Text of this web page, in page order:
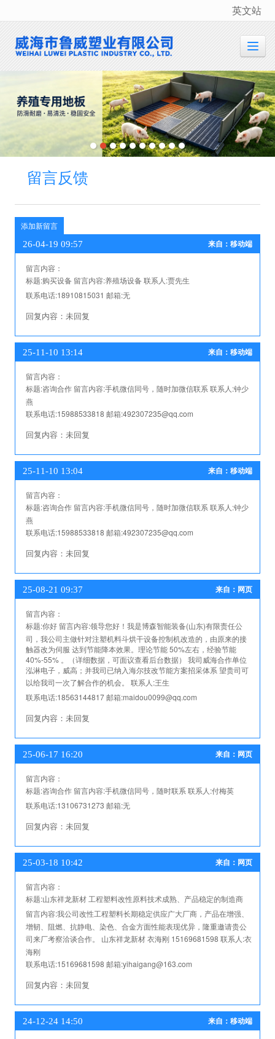
很遗憾，因您的浏览器版本过低导致无法获得最佳浏览体验，推荐下载安装谷歌浏览器！
英文站
留言反馈
添加新留言
26-04-19 09:57 来自：移动端
留言内容：
标题:购买设备 留言内容:养殖场设备联系人:贾先生
联系电话:18910815031邮箱:无
回复内容：未回复
25-11-10 13:14 来自：移动端
留言内容：
标题:咨询合作 留言内容:手机微信同号，随时加微信联系联系人:钟少
燕
联系电话:15988533818邮箱:492307235@qq.com
回复内容：未回复
25-11-10 13:04 来自：移动端
留言内容：
标题:咨询合作 留言内容:手机微信同号，随时加微信联系联系人:钟少
燕
联系电话:15988533818邮箱:492307235@qq.com
回复内容：未回复
25-08-21 09:37 来自：网页
留言内容：
标题:你好 留言内容:领导您好！我是博森智能装备(山东)有限责任公
司，我公司主做针对注塑机料斗烘干设备控制机改造的，由原来的接
触器改为伺服 达到节能降本效果。理论节能 50%左右，经验节能
40%-55% 。（详细数据，可面议查看后台数据） 我司威海合作单位
泓淋电子，威高；并我司已纳入海尔技改节能方案招采体系 望贵司可
以给我司一次了解合作的机会。联系人:王生
联系电话:18563144817邮箱:maidou0099@qq.com
回复内容：未回复
25-06-17 16:20 来自：网页
留言内容：
标题:咨询合作 留言内容:手机微信同号，随时联系联系人:付梅英
联系电话:13106731273邮箱:无
回复内容：未回复
25-03-18 10:42 来自：网页
留言内容：
标题:山东祥龙新材 工程塑料改性原料技术成熟、产品稳定的制造商
留言内容:我公司改性工程塑料长期稳定供应广大厂商，产品在增强、
增韧、阻燃、抗静电、染色、合金方面性能表现优异，隆重邀请贵公
司来厂考察洽谈合作。 山东祥龙新材 衣海刚 15169681598联系人:衣
海刚
联系电话:15169681598邮箱:yihaigang@163.com
回复内容：未回复
24-12-24 14:50 来自：移动端